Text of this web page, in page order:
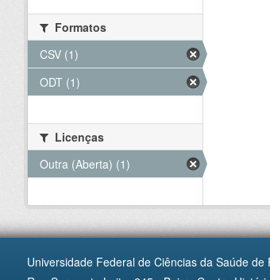
Formatos
CSV (1)
ODT (1)
Licenças
Outra (Aberta) (1)
Universidade Federal de Ciências da Saúde de